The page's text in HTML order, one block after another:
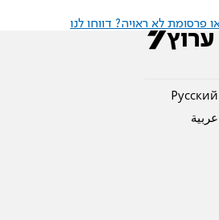
פרסומת לא ראויה? דווחו לנו
Pусский
عربية